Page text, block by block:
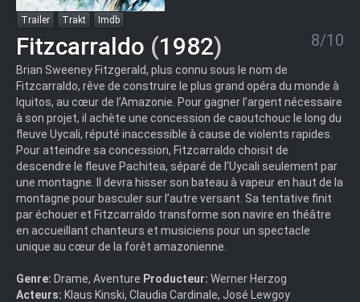
Trailer Trakt Imdb
Fitzcarraldo (1982) 8/10
Brian Sweeney Fitzgerald, plus connu sous le nom de
Fitzcarraldo, rêve de construire le plus grand opéra du monde à
Iquitos, au cœur de l’Amazonie. Pour gagner l’argent nécessaire
à son projet, il achète une concession de caoutchouc le long du
fleuve Uycali, réputé inaccessible à cause de violents rapides.
Pour atteindre sa concession, Fitzcarraldo choisit de
descendre le fleuve Pachitea, séparé de l’Uycali seulement par
une montagne. Il devra hisser son bateau à vapeur en haut de la
montagne pour basculer sur l’autre versant. Sa tentative finit
par échouer et Fitzcarraldo transforme son navire en théâtre
en accueillant chanteurs et musiciens pour un spectacle
unique au cœur de la forêt amazonienne.
Genre: Drame, Aventure Producteur: Werner Herzog
Acteurs: Klaus Kinski, Claudia Cardinale, José Lewgoy